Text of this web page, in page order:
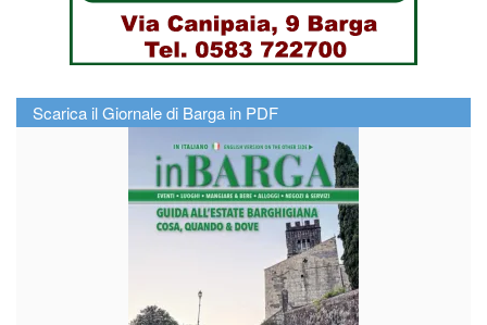
Scarica il Giornale di Barga in PDF